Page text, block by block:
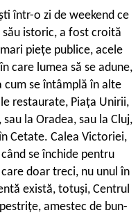
într-o zi de weekend ce
istoric, a fost croită
piețe publice, acele
care lumea să se adune,
cum se întâmplă în alte
restaurate, Piața Unirii,
la Oradea, sau la Cluj,
Cetate. Calea Victoriei,
se închide pentru
doar treci, nu unul în
există, totuși, Centrul
amestec de bun-